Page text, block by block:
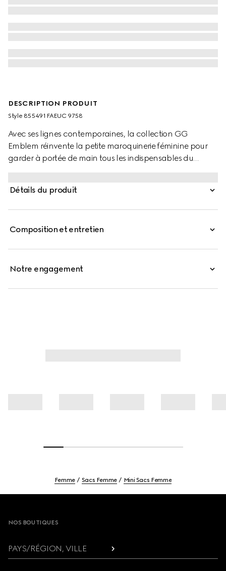
DESCRIPTION PRODUIT
Style ‎855491 FAEUC 9758
Avec ses lignes contemporaines, la collection GG
Emblem réinvente la petite maroquinerie féminine pour
garder à portée de main tous les indispensables du
Agrémenté de finitions en cuir marron, ce modèle est doté
Détails du produit
Composition et entretien
Notre engagement
Femme Sacs Femme Mini Sacs Femme
NOS BOUTIQUES
PAYS/RÉGION, VILLE